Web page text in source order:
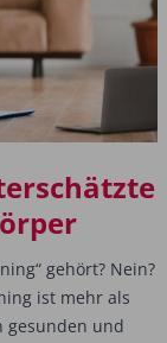
gehört? Nein?
ist mehr als
gesunden und